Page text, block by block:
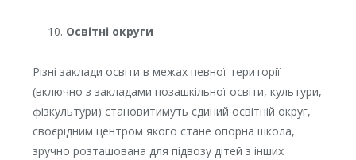
Освітні округи
Різні заклади освіти в межах певної території
(включно з закладами позашкільної освіти, культури,
фізкультури) становитимуть єдиний освітній округ,
своєрідним центром якого стане опорна школа,
зручно розташована для підвозу дітей з інших